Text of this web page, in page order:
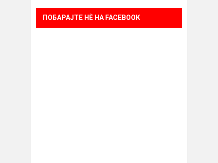
ПОБАРАЈТЕ НÈ НА FACEBOOK